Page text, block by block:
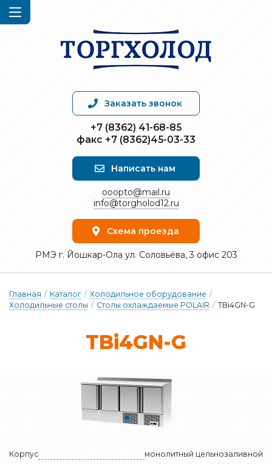
Заказать звонок
+7 (8362) 41-68-85
факс +7 (8362)45-03-33
Написать нам
ooopto@mail.ru
info@torgholod12.ru
Схема проезда
РМЭ г. Йошкар-Ола ул. Соловьёва, 3 офис 203
Главная / Каталог / Холодильное оборудование /
Холодильные столы / Столы охлаждаемые POLAIR / TBi4GN-G
TBi4GN-G
Корпус монолитный цельнозаливной